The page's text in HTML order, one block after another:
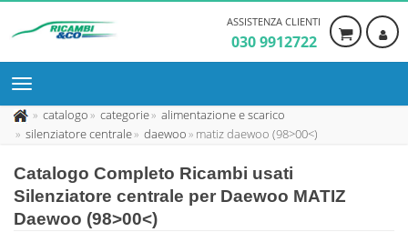
ASSISTENZA CLIENTI
030 9912722
catalogo categorie
alimentazione e scarico
silenziatore centrale
daewoo matiz daewoo (98>00<)
Catalogo Completo Ricambi usati
Silenziatore centrale per Daewoo MATIZ
Daewoo (98>00<)